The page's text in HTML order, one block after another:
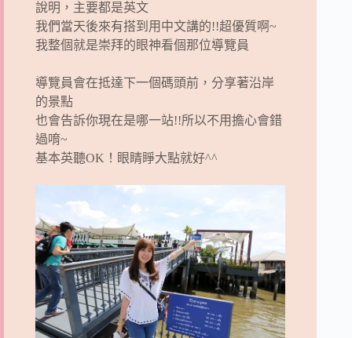
說明，主要都是英文
我們當天後來有搭到用中文講的!!超優質啊~
我整個就是崇拜的眼神看個那位導覽員
導覽員會在抵達下一個碼頭前，分享著沿岸
的景點
也會告訴你現在是哪一站!!所以不用擔心會錯
過唷~
基本英聽OK！眼睛睜大點就好^^